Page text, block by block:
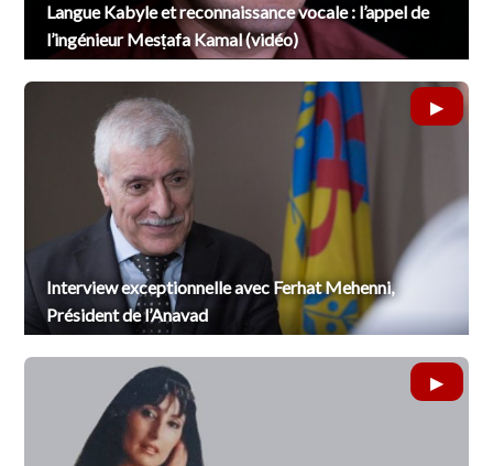
Langue Kabyle et reconnaissance vocale : l’appel de
l’ingénieur Mesṭafa Kamal (vidéo)
Interview exceptionnelle avec Ferhat Mehenni,
Président de l’Anavad